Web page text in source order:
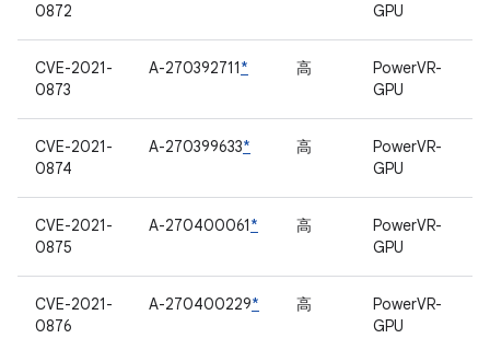
0872
GPU
CVE-2021-
0873
A-270392711* 高
PowerVR-
GPU
CVE-2021-
0874
A-270399633* 高
PowerVR-
GPU
CVE-2021-
0875
A-270400061* 高
PowerVR-
GPU
CVE-2021-
0876
A-270400229* 高
PowerVR-
GPU